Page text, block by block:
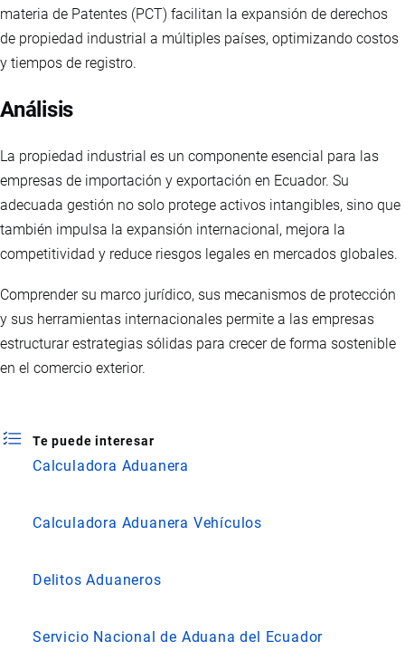
materia de Patentes (PCT) facilitan la expansión de derechos
de propiedad industrial a múltiples países, optimizando costos
y tiempos de registro.
Análisis
La propiedad industrial es un componente esencial para las
empresas de importación y exportación en Ecuador. Su
adecuada gestión no solo protege activos intangibles, sino que
también impulsa la expansión internacional, mejora la
competitividad y reduce riesgos legales en mercados globales.
Comprender su marco jurídico, sus mecanismos de protección
y sus herramientas internacionales permite a las empresas
estructurar estrategias sólidas para crecer de forma sostenible
en el comercio exterior.
Te puede interesar
Calculadora Aduanera
Calculadora Aduanera Vehículos
Delitos Aduaneros
Servicio Nacional de Aduana del Ecuador